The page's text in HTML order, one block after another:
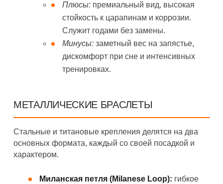
Плюсы: премиальный вид, высокая
стойкость к царапинам и коррозии.
Служит годами без замены.
Минусы: заметный вес на запястье,
дискомфорт при сне и интенсивных
тренировках.
МЕТАЛЛИЧЕСКИЕ БРАСЛЕТЫ
Стальные и титановые крепления делятся на два
основных формата, каждый со своей посадкой и
характером.
Миланская петля (Milanese Loop): гибкое